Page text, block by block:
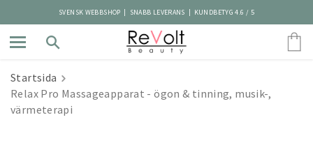
SVENSK WEBBSHOP | SNABB LEVERANS | KUNDBETYG 4.6 / 5
Startsida
Relax Pro Massageapparat - ögon & tinning, musik-,
värmeterapi